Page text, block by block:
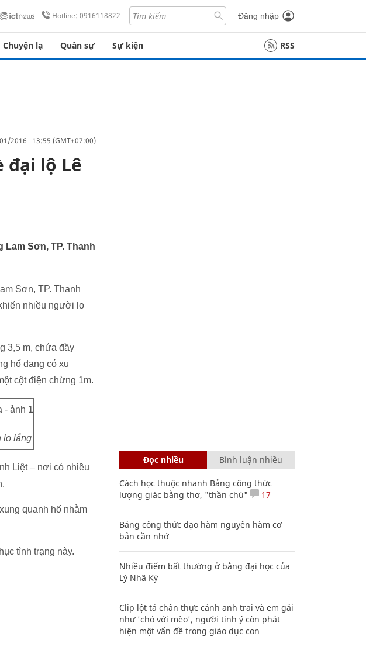
Hotline: 0916118822 Đăng nhập
Chuyện lạ Quân sự Sự kiện RSS
2016 13:55 (GMT+07:00)
lộ Lê
Sơn, TP. Thanh
Sơn, TP. Thanh
nhiều người lo
3,5 m, chứa đầy
hố đang có xu
cột điện chừng 1m.
lo lắng
Liệt – nơi có nhiều
quanh hố nhằm
tình trạng này.
Đọc nhiều Bình luận nhiều
Cách học thuộc nhanh Bảng công thức
lượng giác bằng thơ, "thần chú"
17
Bảng công thức đạo hàm nguyên hàm cơ
bản cần nhớ
Nhiều điểm bất thường ở bằng đại học của
Lý Nhã Kỳ
Clip lột tả chân thực cảnh anh trai và em gái
như 'chó với mèo', người tinh ý còn phát
hiện một vấn đề trong giáo dục con